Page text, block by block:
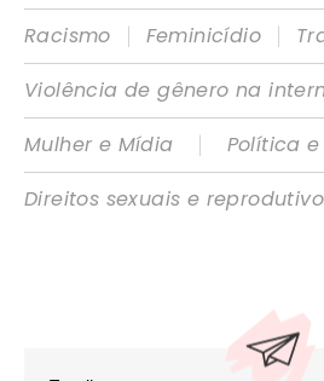
Racismo
| Feminicídio |
Violência de gênero na
Mulher e Mídia
|
Política
Direitos sexuais e